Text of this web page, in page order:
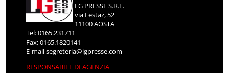
LG PRESSE S.R.L.
via Festaz, 52
11100 AOSTA
Tel: 0165.231711
Fax: 0165.1820141
E-mailsegreteria@lgpresse.com
RESPONSABILE DI AGENZIA